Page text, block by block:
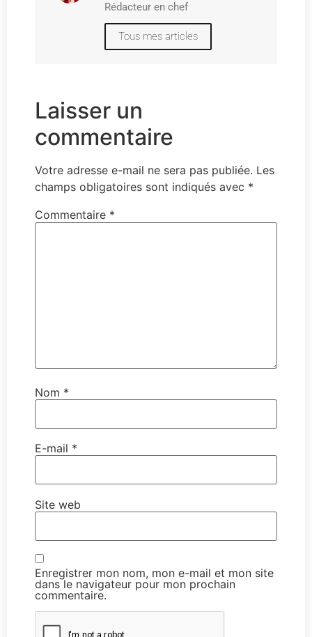
Rédacteur en chef
Tous mes articles
Laisser un
commentaire
Votre adresse e-mail ne sera pas publiée. Les
champs obligatoires sont indiqués avec *
Commentaire *
Nom *
E-mail *
Site web
Enregistrer mon nom, mon e-mail et mon site
dans le navigateur pour mon prochain
commentaire.